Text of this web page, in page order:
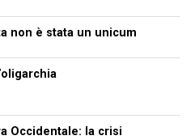
non è stata un unicum
Occidentale: la crisi